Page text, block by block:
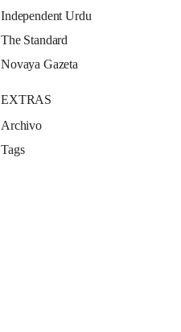
Independent Urdu
The Standard
Novaya Gazeta
EXTRAS
Archivo
Tags